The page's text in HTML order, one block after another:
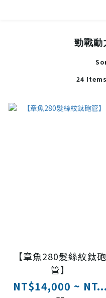
勁戰
24
【章魚280髮絲紋鈦砲
管】
NT$14,000 ~ NT...